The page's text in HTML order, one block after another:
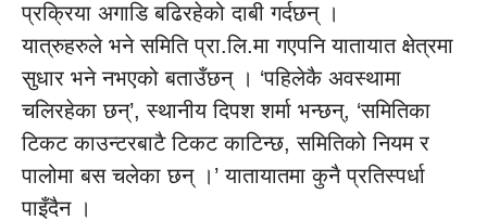
प्रक्रिया अगाडि बढिरहेको दाबी गर्दछन् ।
यात्रुहरुले भने समिति प्रा.लि.मा गएपनि यातायात क्षेत्रमा
सुधार भने नभएको बताउँछन् । ‘पहिलेकै अवस्थामा
चलिरहेका छन्’, स्थानीय दिपश शर्मा भन्छन्, ‘समितिका
टिकट काउन्टरबाटै टिकट काटिन्छ, समितिको नियम र
पालोमा बस चलेका छन् ।’ यातायातमा कुनै प्रतिस्पर्धा
पाइँदैन ।